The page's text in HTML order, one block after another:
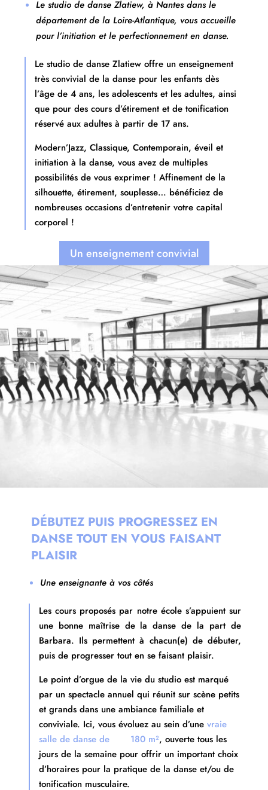
Le studio de danse Zlatiew, à Nantes dans le
département de la Loire-Atlantique, vous accueille
pour l’initiation et le perfectionnement en danse.
Le studio de danse Zlatiew offre un enseignement
très convivial de la danse pour les enfants dès
l’âge de 4 ans, les adolescents et les adultes, ainsi
que pour des cours d’étirement et de tonification
réservé aux adultes à partir de 17 ans.
Modern’Jazz, Classique, Contemporain, éveil et
initiation à la danse, vous avez de multiples
possibilités de vous exprimer ! Affinement de la
silhouette, étirement, souplesse… bénéficiez de
nombreuses occasions d’entretenir votre capital
corporel !
Un enseignement convivial
DÉBUTEZ PUIS PROGRESSEZ EN
DANSE TOUT EN VOUS FAISANT
PLAISIR
Une enseignante à vos côtés
Les cours proposés par notre école s’appuient sur
une bonne maîtrise de la danse de la part de
Barbara. Ils permettent à chacun(e) de débuter,
puis de progresser tout en se faisant plaisir.
Le point d’orgue de la vie du studio est marqué
par un spectacle annuel qui réunit sur scène petits
et grands dans une ambiance familiale et
conviviale. Ici, vous évoluez au sein d’une vraie
salle de danse de 180 m², ouverte tous les
jours de la semaine pour offrir un important choix
d’horaires pour la pratique de la danse et/ou de
tonification musculaire.